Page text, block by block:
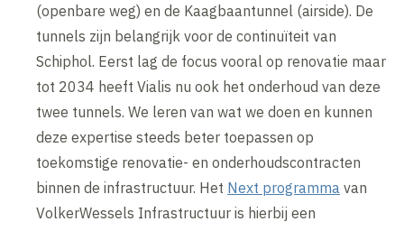
(openbare weg) en de Kaagbaantunnel (airside). De
tunnels zijn belangrijk voor de continuïteit van
Schiphol. Eerst lag de focus vooral op renovatie maar
tot 2034 heeft Vialis nu ook het onderhoud van deze
twee tunnels. We leren van wat we doen en kunnen
deze expertise steeds beter toepassen op
toekomstige renovatie- en onderhoudscontracten
binnen de infrastructuur. Het Next programma van
VolkerWessels Infrastructuur is hierbij een